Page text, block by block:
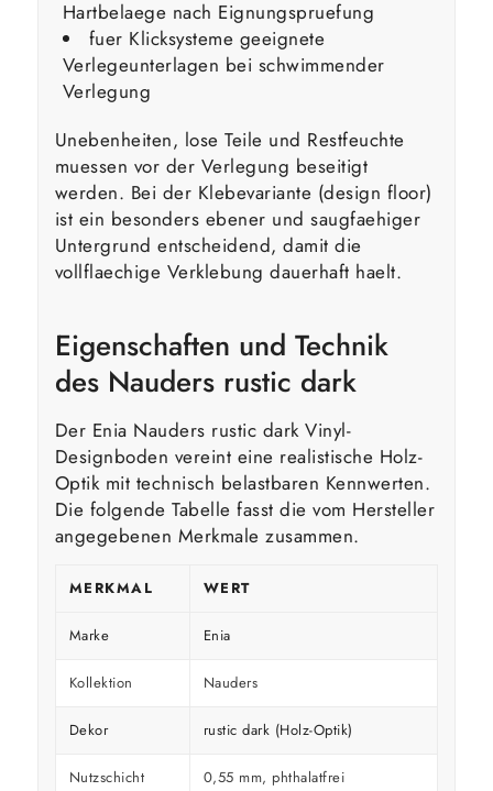
Hartbelaege nach Eignungspruefung
fuer Klicksysteme geeignete
Verlegeunterlagen bei schwimmender
Verlegung
Unebenheiten, lose Teile und Restfeuchte
muessen vor der Verlegung beseitigt
werden. Bei der Klebevariante (design floor)
ist ein besonders ebener und saugfaehiger
Untergrund entscheidend, damit die
vollflaechige Verklebung dauerhaft haelt.
Eigenschaften und Technik
des Nauders rustic dark
Der Enia Nauders rustic dark Vinyl-
Designboden vereint eine realistische Holz-
Optik mit technisch belastbaren Kennwerten.
Die folgende Tabelle fasst die vom Hersteller
angegebenen Merkmale zusammen.
MERKMAL WERT
Marke Enia
Kollektion Nauders
Dekor rustic dark (Holz-Optik)
Nutzschicht 0,55 mm, phthalatfrei